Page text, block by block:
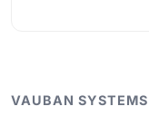
VAUBAN SYSTEMS